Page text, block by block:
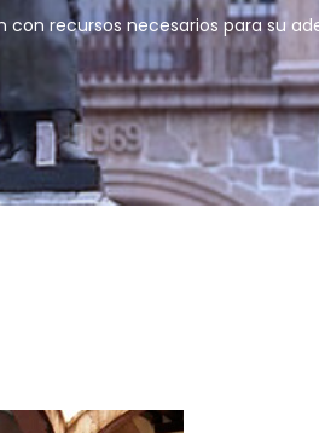
recursos necesarios para su